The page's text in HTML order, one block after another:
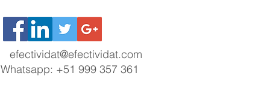
efectividat@efectividat.com
Whatsapp: +51 999 357 361